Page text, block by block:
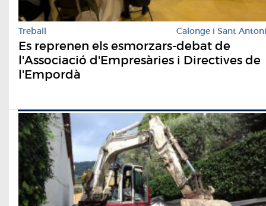
Treball Calonge i Sant Antoni
Es reprenen els esmorzars-debat de
l'Associació d'Empresàries i Directives de
l'Empordà